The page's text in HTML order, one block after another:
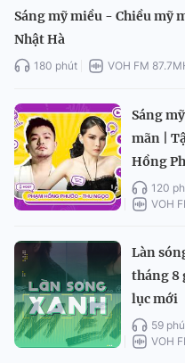
Sáng mỹ miều - Chiều mỹ
Nhật Hà
180 phút VOH FM
Sáng
mãn |
Hồng
120
VOH
Làn
tháng 8
lục mới
59
VOH